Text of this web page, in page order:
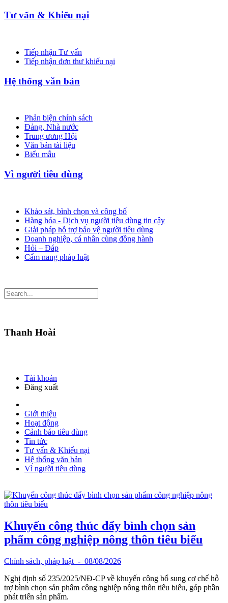
Tư vấn & Khiếu nại
Tiếp nhận Tư vấn
Tiếp nhận đơn thư khiếu nại
Hệ thống văn bản
Phản biện chính sách
Đảng, Nhà nước
Trung ương Hội
Văn bản tài liệu
Biểu mẫu
Vì người tiêu dùng
Khảo sát, bình chọn và công bố
Hàng hóa - Dịch vụ người tiêu dùng tin cậy
Giải pháp hỗ trợ bảo vệ người tiêu dùng
Doanh nghiệp, cá nhân cùng đồng hành
Hỏi – Đáp
Cẩm nang pháp luật
Thanh Hoài
Tài khoản
Đăng xuất
Giới thiệu
Hoạt động
Cảnh báo tiêu dùng
Tin tức
Tư vấn & Khiếu nại
Hệ thống văn bản
Vì người tiêu dùng
Khuyến công thúc đẩy bình chọn sản
phẩm công nghiệp nông thôn tiêu biểu
Chính sách, pháp luật - 08/08/2026
Nghị định số 235/2025/NĐ-CP về khuyến công bổ sung cơ chế hỗ
trợ bình chọn sản phẩm công nghiệp nông thôn tiêu biểu, góp phần
phát triển sản phẩm.